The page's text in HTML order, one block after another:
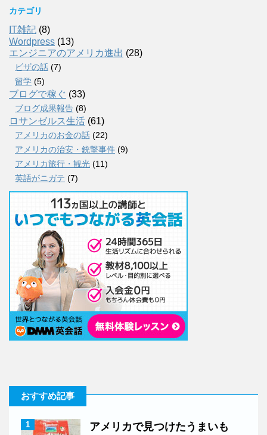
カテゴリ
IT雑記 (8)
Wordpress (13)
エンジニアのアメリカ進出 (28)
ビザの話 (7)
留学 (5)
ブログで稼ぐ (33)
ブログ成果報告 (8)
ロサンゼルス生活 (61)
アメリカのお金の話 (22)
アメリカの治安・銃撃事件 (9)
アメリカ旅行・観光 (11)
英語がニガテ (7)
おすすめ記事
1
アメリカで見つけたうまいも